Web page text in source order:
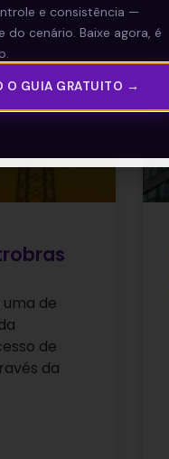
de
de
da
e consistência —
do cenário. Baixe agora, é
O GUIA GRATUITO →